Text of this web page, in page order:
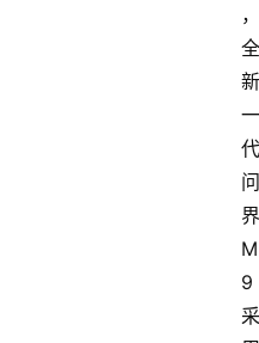
，
全
新
一
代
问
界
M
9
采